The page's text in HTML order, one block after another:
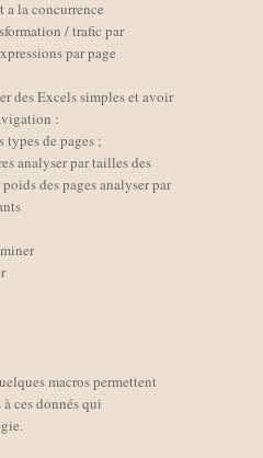
a la concurrence
/ trafic par
par page
des Excels simples et avoir
:
types de pages ;
analyser par tailles des
des pages analyser par
macros permettent
ces donnés qui